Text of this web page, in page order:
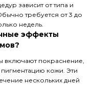
зависит от типа и
требуется от 3 до
недель.
эффекты
покраснение,
кожи. Эти
нескольких дней